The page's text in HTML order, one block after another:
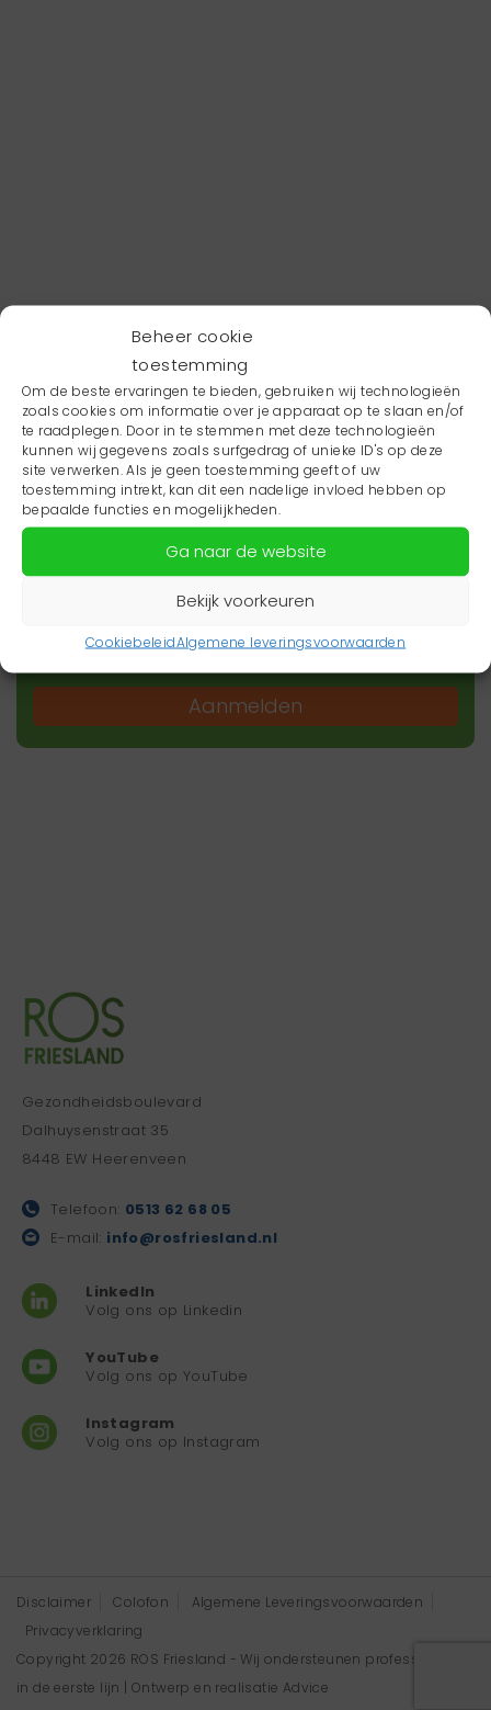
Beheer cookie
toestemming
Om de beste ervaringen te bieden, gebruiken wij technologieën
zoals cookies om informatie over je apparaat op te slaan en/of
te raadplegen. Door in te stemmen met deze technologieën
kunnen wij gegevens zoals surfgedrag of unieke ID's op deze
site verwerken. Als je geen toestemming geeft of uw
toestemming intrekt, kan dit een nadelige invloed hebben op
bepaalde functies en mogelijkheden.
Ga naar de website
Bekijk voorkeuren
CookiebeleidAlgemene leveringsvoorwaarden
Wil je niets missen?
Wil je op de hoogte blijven van het laatste
zorgnieuws in jouw regio? Schrijf je dan in voor
onze nieuwsbrief.
Aanmelden
Gezondheidsboulevard
Dalhuysenstraat 35
8448 EW Heerenveen
Telefoon: 0513 62 68 05
E-mail: info@rosfriesland.nl
LinkedIn
Volg ons op Linkedin
YouTube
Volg ons op YouTube
Instagram
Volg ons op Instagram
Disclaimer Colofon
Algemene Leveringsvoorwaarden
Privacyverklaring
Copyright 2026 ROS Friesland - Wij ondersteunen professionals
in de eerste lijn | Ontwerp en realisatie Advice